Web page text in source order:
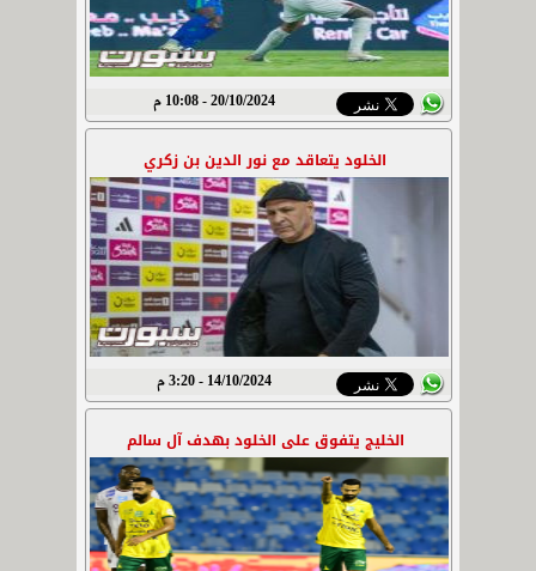
20/10/2024 - 10:08 م
الخلود يتعاقد مع نور الدين بن زكري
14/10/2024 - 3:20 م
الخليج يتفوق على الخلود بهدف آل سالم